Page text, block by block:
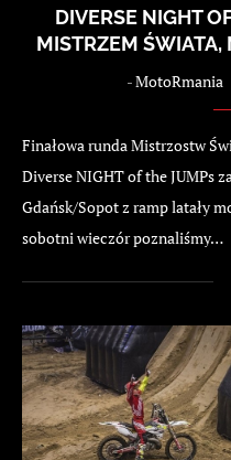
DIVERSE NIGHT
MISTRZEM ŚWIATA,
-MotoRmania
Finałowa runda Mistrzostw
Diverse NIGHT of the JUMPs
Gdańsk/Sopot z ramp latały
sobotni wieczór poznaliśmy…